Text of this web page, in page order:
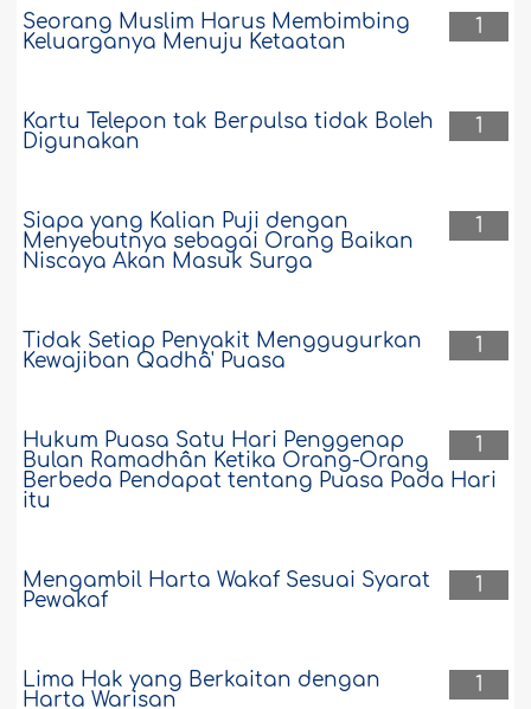
1
Seorang Muslim Harus Membimbing
Keluarganya Menuju Ketaatan
1
Kartu Telepon tak Berpulsa tidak Boleh
Digunakan
1
Siapa yang Kalian Puji dengan
Menyebutnya sebagai Orang Baikan
Niscaya Akan Masuk Surga
1
Tidak Setiap Penyakit Menggugurkan
Kewajiban Qadhâ' Puasa
1
Hukum Puasa Satu Hari Penggenap
Bulan Ramadhân Ketika Orang-Orang
Berbeda Pendapat tentang Puasa Pada Hari
itu
1
Mengambil Harta Wakaf Sesuai Syarat
Pewakaf
1
Lima Hak yang Berkaitan dengan
Harta Warisan